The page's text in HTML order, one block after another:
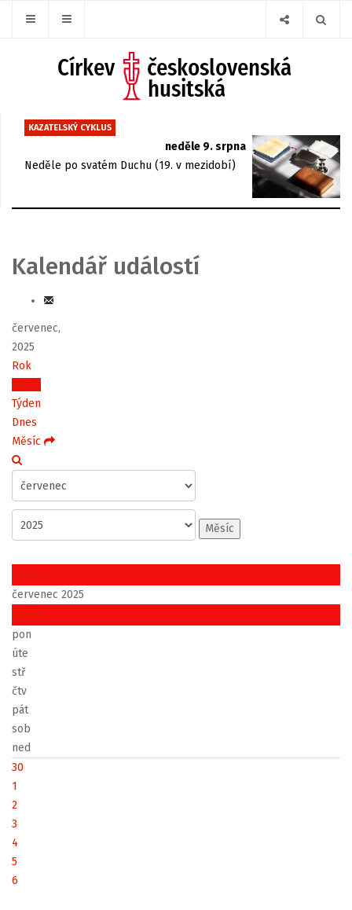
KAZATELSKÝ CYKLUS
neděle 9. srpna
Neděle po svatém Duchu (19. v mezidobí)
Kalendář událostí
červenec,
2025
Rok
Měsíc
Týden
Dnes
Měsíc
Měsíc
červen
červenec 2025
srpen
pon
úte
stř
čtv
pát
sob
ned
30
1
2
3
4
5
6